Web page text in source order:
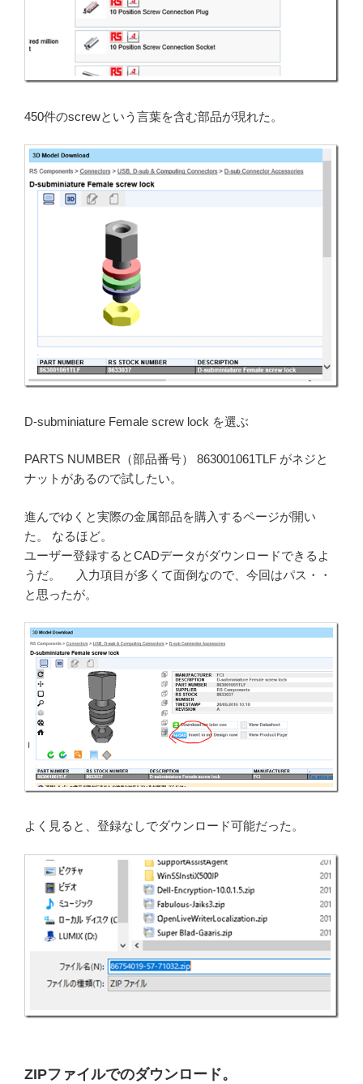
450件のscrewという言葉を含む部品が現れた。
D-subminiature Female screw lock を選ぶ
PARTS NUMBER（部品番号） 863001061TLF がネジと
ナットがあるので試したい。
進んでゆくと実際の金属部品を購入するページが開い
た。 なるほど。
ユーザー登録するとCADデータがダウンロードできるよ
うだ。 入力項目が多くて面倒なので、今回はパス・・
と思ったが。
よく見ると、登録なしでダウンロード可能だった。
ZIPファイルでのダウンロード。